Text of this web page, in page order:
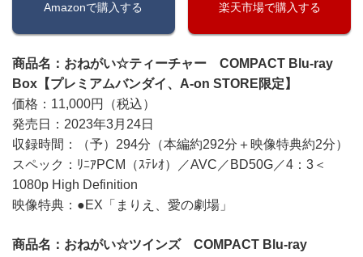
Amazonで購入する 楽天市場で購入する
商品名：おねがい☆ティーチャー COMPACT Blu-ray
Box【プレミアムバンダイ、A-on STORE限定】
価格：11,000円（税込）
発売日：2023年3月24日
収録時間：（予）294分（本編約292分＋映像特典約2分）
スペック：ﾘﾆｱPCM（ｽﾃﾚｵ）／AVC／BD50G／4：3＜
1080p High Definition
映像特典：●EX「まりえ、愛の劇場」
商品名：おねがい☆ツインズ COMPACT Blu-ray